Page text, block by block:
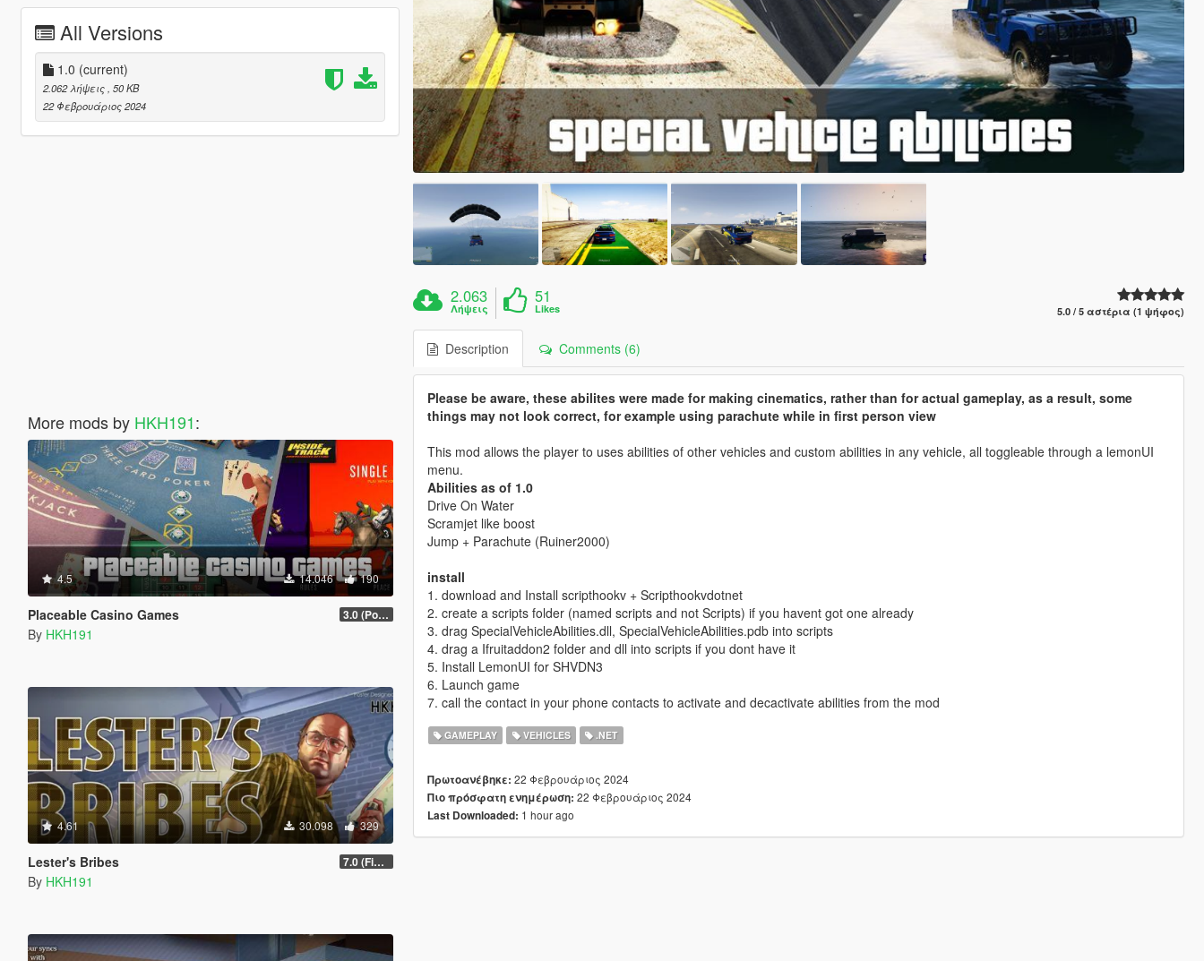
All Versions
1.0 (current)
2.062 λήψεις , 50 KB
22 Φεβρουάριος 2024
More mods by HKH191:
4.5 14.046 190
Placeable Casino Games 3.0 (Poker, Blackjack, Roulette Overhual)
By HKH191
4.61 30.098 329
Lester's Bribes 7.0 (Fix Incompatibility Between ModHelper V7.2.5)
By HKH191
2.063
Λήψεις
51
Likes 5.0 / 5 αστέρια (1 ψήφος)
Description Comments (6)
Please be aware, these abilites were made for making cinematics, rather than for actual gameplay, as a result, some
things may not look correct, for example using parachute while in first person view
This mod allows the player to uses abilities of other vehicles and custom abilities in any vehicle, all toggleable through a lemonUI
menu.
Abilities as of 1.0
Drive On Water
Scramjet like boost
Jump + Parachute (Ruiner2000)
install
1. download and Install scripthookv + Scripthookvdotnet
2. create a scripts folder (named scripts and not Scripts) if you havent got one already
3. drag SpecialVehicleAbilities.dll, SpecialVehicleAbilities.pdb into scripts
4. drag a Ifruitaddon2 folder and dll into scripts if you dont have it
5. Install LemonUI for SHVDN3
6. Launch game
7. call the contact in your phone contacts to activate and decactivate abilities from the mod
GAMEPLAY VEHICLES .NET
Πρωτοανέβηκε: 22 Φεβρουάριος 2024
Πιο πρόσφατη ενημέρωση: 22 Φεβρουάριος 2024
Last Downloaded: 1 hour ago